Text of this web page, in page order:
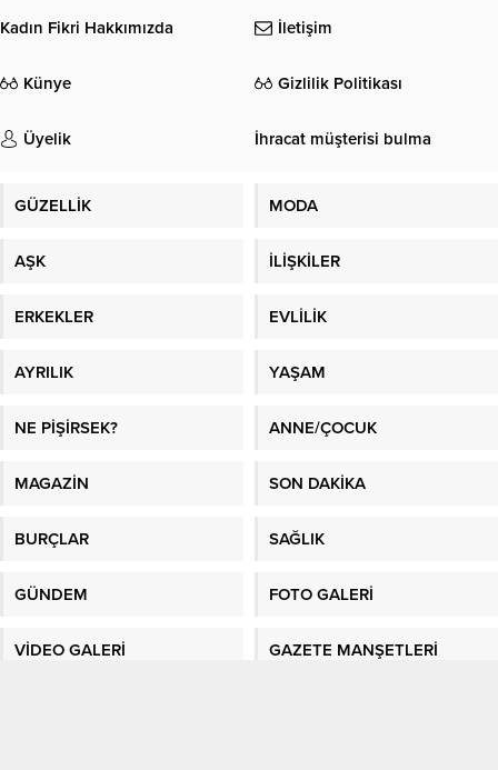
Kadın Fikri Hakkımızda İletişim
Künye Gizlilik Politikası
Üyelik İhracat müşterisi bulma
GÜZELLİK MODA
AŞK İLİŞKİLER
ERKEKLER EVLİLİK
AYRILIK YAŞAM
NE PİŞİRSEK? ANNE/ÇOCUK
MAGAZİN SON DAKİKA
BURÇLAR SAĞLIK
GÜNDEM FOTO GALERİ
VİDEO GALERİ GAZETE MANŞETLERİ